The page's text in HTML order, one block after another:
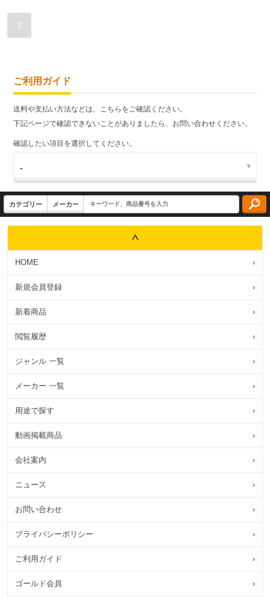
1
ご利用ガイド
送料や支払い方法などは、こちらをご確認ください。
下記ページで確認できないことがありましたら、お問い合わせください。
確認したい項目を選択してください。
HOME ›
新規会員登録 ›
新着商品 ›
閲覧履歴 ›
ジャンル 一覧 ›
メーカー 一覧 ›
用途で探す ›
動画掲載商品 ›
会社案内 ›
ニュース ›
お問い合わせ ›
プライバシーポリシー ›
ご利用ガイド ›
ゴールド会員 ›